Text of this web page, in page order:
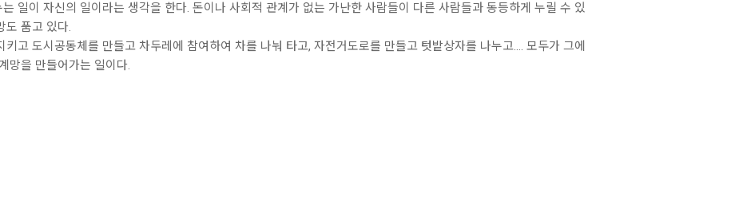
일이 자신의 일이라는 생각을 한다. 돈이나 사회적 관계가 없는 가난한 사람들이 다른 사람들과 동등하게 누릴 수 있
도 품고 있다.
고 도시공동체를 만들고 차두레에 참여하여 차를 나눠 타고, 자전거도로를 만들고 텃밭상자를 나누고…. 모두가 그에
망을 만들어가는 일이다.